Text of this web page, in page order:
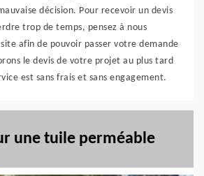
décision. Pour recevoir un devis
trop de temps, pensez à nous
afin de pouvoir passer votre demande
le devis de votre projet au plus tard
est sans frais et sans engagement.
une tuile perméable